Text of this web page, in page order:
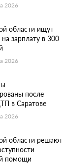
2026
области ищут
зарплату в 300
2026
после
в Саратове
2026
области решают
помощи